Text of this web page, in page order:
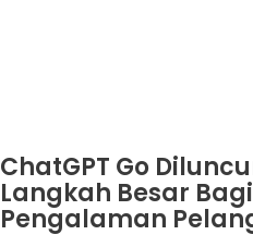
ChatGPT Go
Langkah Besar
Pengalaman